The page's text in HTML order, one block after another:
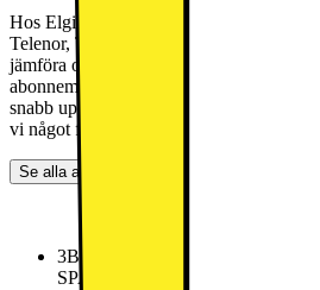
Hos Elgiganten hittar du ett brett utbud
Telenor, Tre, Tele2 och Halebop. Vi gör
jämföra operatörernas erbjudanden och
abonnemanget som passar dina behov.
snabb uppkoppling, prisvärda alternativ
vi något för alla.
Se alla abonnemang
3Bredband Max 150 Mbit/s
SPARA 1500:- Vid köp av ett